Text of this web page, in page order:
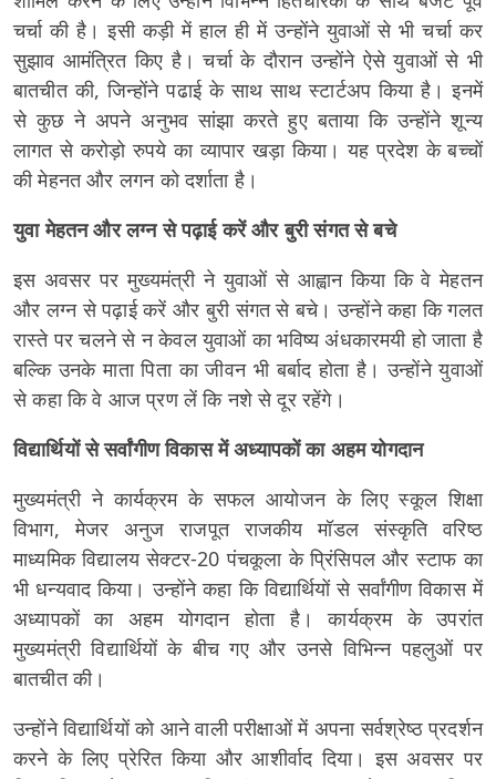
चर्चा की है। इसी कड़ी में हाल ही में उन्होंने युवाओं से भी चर्चा कर
सुझाव आमंत्रित किए है। चर्चा के दौरान उन्होंने ऐसे युवाओं से भी
बातचीत की, जिन्होंने पढाई के साथ साथ स्टार्टअप किया है। इनमें
से कुछ ने अपने अनुभव सांझा करते हुए बताया कि उन्होंने शून्य
लागत से करोड़ो रुपये का व्यापार खड़ा किया। यह प्रदेश के बच्चों
की मेहनत और लगन को दर्शाता है।
युवा मेहतन और लग्न से पढ़ाई करें और बुरी संगत से बचे
इस अवसर पर मुख्यमंत्री ने युवाओं से आह्वान किया कि वे मेहतन
और लग्न से पढ़ाई करें और बुरी संगत से बचे। उन्होंने कहा कि गलत
रास्ते पर चलने से न केवल युवाओं का भविष्य अंधकारमयी हो जाता है
बल्कि उनके माता पिता का जीवन भी बर्बाद होता है। उन्होंने युवाओं
से कहा कि वे आज प्रण लें कि नशे से दूर रहेंगे।
विद्यार्थियों से सर्वांगीण विकास में अध्यापकों का अहम योगदान
मुख्यमंत्री ने कार्यक्रम के सफल आयोजन के लिए स्कूल शिक्षा
विभाग, मेजर अनुज राजपूत राजकीय मॉडल संस्कृति वरिष्ठ
माध्यमिक विद्यालय सेक्टर-20 पंचकूला के प्रिंसिपल और स्टाफ का
भी धन्यवाद किया। उन्होंने कहा कि विद्यार्थियों से सर्वांगीण विकास में
अध्यापकों का अहम योगदान होता है। कार्यक्रम के उपरांत
मुख्यमंत्री विद्यार्थियों के बीच गए और उनसे विभिन्न पहलुओं पर
बातचीत की।
उन्होंने विद्यार्थियों को आने वाली परीक्षाओं में अपना सर्वश्रेष्ठ प्रदर्शन
करने के लिए प्रेरित किया और आशीर्वाद दिया। इस अवसर पर